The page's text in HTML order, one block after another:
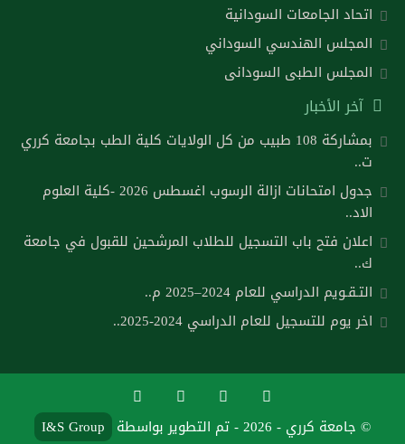
اتحاد الجامعات السودانية
المجلس الهندسي السوداني
المجلس الطبى السودانى
آخر الأخبار
بمشاركة 108 طبيب من كل الولايات كلية الطب بجامعة كرري
ت..
جدول امتحانات ازالة الرسوب اغسطس 2026 -كلية العلوم
الاد..
اعلان فتح باب التسجيل للطلاب المرشحين للقبول في جامعة
ك..
التـقـويم الدراسي للعام 2024–2025 م..
اخر يوم للتسجيل للعام الدراسي 2024-2025..
© جامعة كرري - 2026 - تم التطوير بواسطة I&S Group